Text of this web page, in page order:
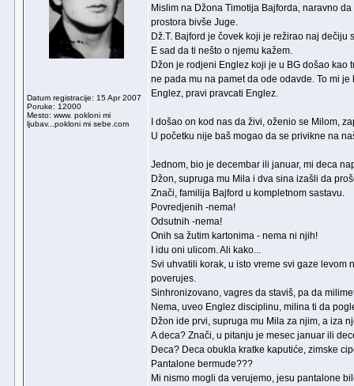
Datum registracije: 15 Apr 2007
Poruke: 12000
Mesto: www. pokloni mi
ljubav...pokloni mi sebe.com
Mislim na Džona Timotija Bajforda, naravno
prostora bivše Juge.
Dž.T. Bajford je čovek koji je režirao naj
E sad da ti nešto o njemu kažem.
Džon je rodjeni Englez koji je u BG došao kao
ne pada mu na pamet da ode odavde. To mi
Englez, pravi pravcati Englez.
I došao on kod nas da živi, oženio se Milom,
U početku nije baš mogao da se privikne na
Jednom, bio je decembar ili januar, mi deca
Džon, supruga mu Mila i dva sina izašli da
Znači, familija Bajford u kompletnom sastavu.
Povredjenih -nema!
Odsutnih -nema!
Onih sa žutim kartonima - nema ni njih!
I idu oni ulicom. Ali kako...
Svi uhvatili korak, u isto vreme svi gaze levom
poverujes.
Sinhronizovano, vagres da staviš, pa da
Nema, uveo Englez disciplinu, milina ti da
Džon ide prvi, supruga mu Mila za njim, a iza
A deca? Znači, u pitanju je mesec januar ili
Deca? Deca obukla kratke kaputiće, zimske
Pantalone bermude???
Mi nismo mogli da verujemo, jesu pantalone